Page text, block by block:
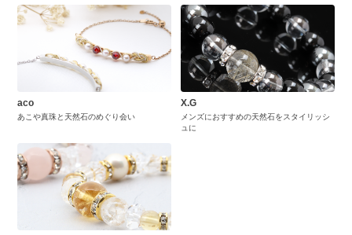
aco
あこや真珠と天然石のめぐり会い
X.G
メンズにおすすめの天然石をスタイリッシ
ュに